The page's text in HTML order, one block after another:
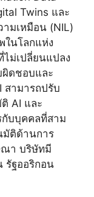
Twins และ
มเหมือน (NIL)
ในโลกแห่ง
ไม่เปลี่ยนแปลง
ผิดชอบและ
สามารถปรับ
AI และ
บบุคคลที่สาม
มัติด้านการ
ณา บริษัทมี
รัฐออริกอน